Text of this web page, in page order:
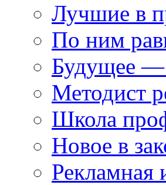
Лучшие в
По ним
Будущее
Методист
Школа
Новое в
Рекламная